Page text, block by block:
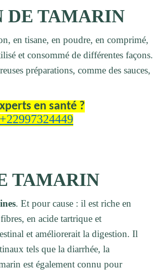
DE TAMARIN
en tisane, en poudre, en comprimé,
et consommé de différentes façons.
préparations, comme des sauces,
en santé ?
+22997324449
TAMARIN
. Et pour cause : il est riche en
en acide tartrique et
et améliorerait la digestion. Il
tels que la diarrhée, la
est également connu pour